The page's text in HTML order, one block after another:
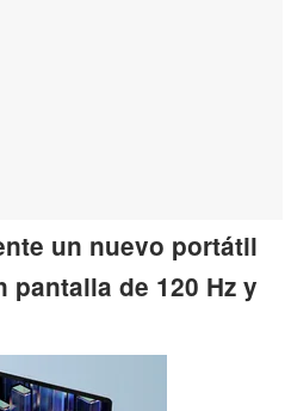
un nuevo portátil
pantalla de 120 Hz y